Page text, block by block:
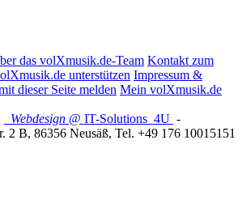
das volXmusik.de-Team Kontakt zum
unterstützen Impressum &
dieser Seite melden Mein volXmusik.de
Webdesign @ IT-Solutions 4U -
2 B, 86356 Neusäß, Tel. +49 176 10015151